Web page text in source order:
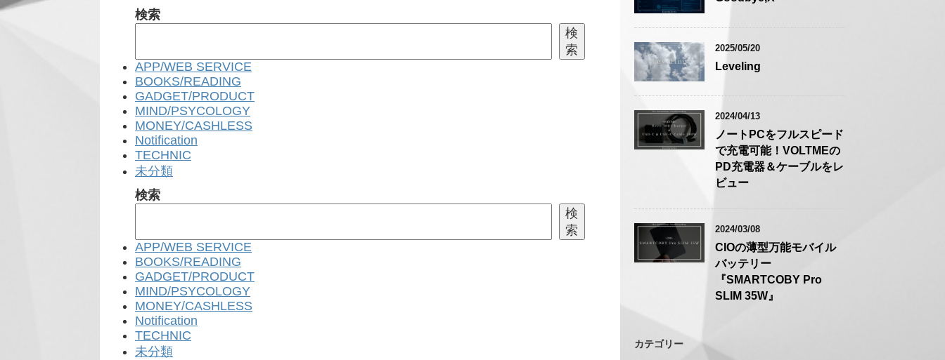
検索
検
索
APP/WEB SERVICE
BOOKS/READING
GADGET/PRODUCT
MIND/PSYCOLOGY
MONEY/CASHLESS
Notification
TECHNIC
未分類
検索
検
索
APP/WEB SERVICE
BOOKS/READING
GADGET/PRODUCT
MIND/PSYCOLOGY
MONEY/CASHLESS
Notification
TECHNIC
未分類
2025/05/20
Leveling
2024/04/13
ノートPCをフルスピード
で充電可能！VOLTMEの
PD充電器＆ケーブルをレ
ビュー
2024/03/08
CIOの薄型万能モバイル
バッテリー
『SMARTCOBY Pro
SLIM 35W』
カテゴリー